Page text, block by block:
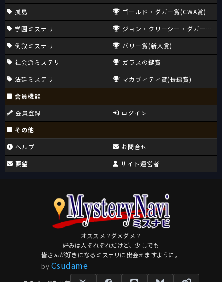
孤島
学園ミステリ
倒叙ミステリ
社会派ミステリ
法廷ミステリ
ゴールド・ダガー賞(CWA賞)
ジョン・クリーシー・ダガー賞
バリー賞(新人賞)
ガラスの鍵賞
マカヴィティ賞(長編賞)
会員機能
会員登録
ログイン
その他
ヘルプ
要望
お問合せ
サイト運営者
オススメ？ダメダメ？
好みは人それぞれだけど、少しでも
皆さんが好きになるミステリに出会えますように。
by Osudame